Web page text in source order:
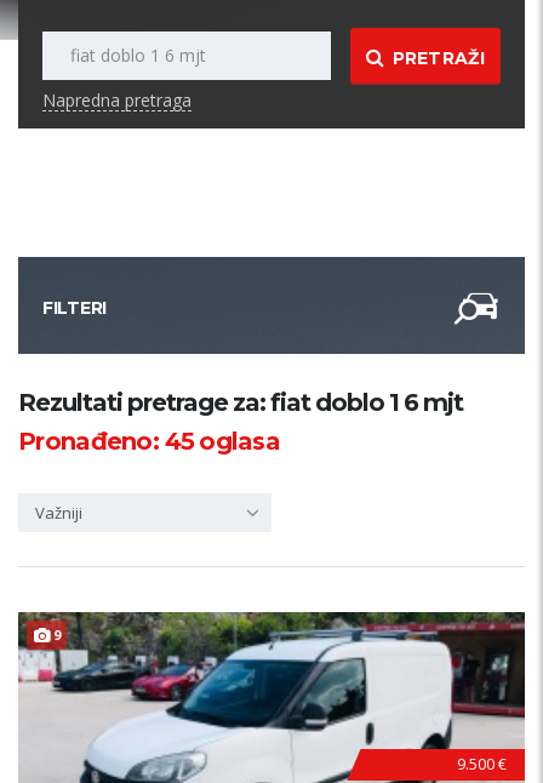
PRETRAŽI
Napredna pretraga
FILTERI
Kategorija
PRETRAŽI
Rezultati pretrage za: fiat doblo 1 6 mjt
Pronađeno:45oglasa
Važniji
9 P
R
V
I
V
L
A
S
N
I
K
9.500 €